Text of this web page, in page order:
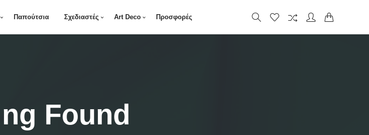
Παπούτσια Σχεδιαστές Art Deco Προσφορές
Found